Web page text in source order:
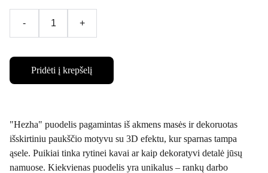
- +
Pridėti į krepšelį
"Hezha" puodelis pagamintas iš akmens masės ir dekoruotas
išskirtiniu paukščio motyvu su 3D efektu, kur sparnas tampa
ąsele. Puikiai tinka rytinei kavai ar kaip dekoratyvi detalė jūsų
namuose. Kiekvienas puodelis yra unikalus – rankų darbo